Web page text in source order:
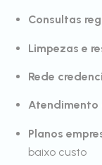
Consultas
Limpezas e
Rede
Atendimento
Planos
baixo custo